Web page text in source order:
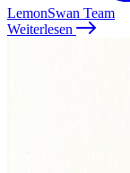
LemonSwan Team
Weiterlesen